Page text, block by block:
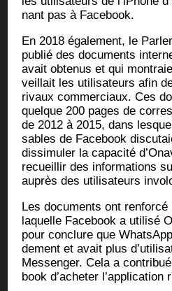
nant pas à Facebook.
En 2018 éga­le­ment, le
publié des docu­ments
avait obte­nus et qui
veillait les uti­li­sa­teurs afin
rivaux com­mer­ciaux. Ces
quelque 200 pages de
de 2012 à 2015, dans
sables de Face­book
dis­si­mu­ler la capa­ci­té
recueillir des infor­ma­tions
auprès des uti­li­sa­teurs
Les docu­ments ont ren­for­cé
laquelle Face­book a uti­li­sé
pour conclure que
de­ment et avait plus
Mes­sen­ger. Cela a
book d’a­che­ter l’ap­pli­ca­tion